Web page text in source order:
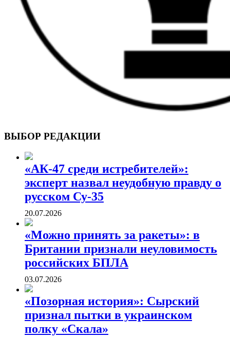
ВОЕННЫЕ СТРАНИЦЫ
СТАТЬИ ВОЕННОЙ ТЕМАТИКИ
ВЫБОР РЕДАКЦИИ
«АК-47 среди истребителей»:
эксперт назвал неудобную правду о
русском Су-35
20.07.2026
«Можно принять за ракеты»: в
Британии признали неуловимость
российских БПЛА
03.07.2026
«Позорная история»: Сырский
признал пытки в украинском
полку «Скала»